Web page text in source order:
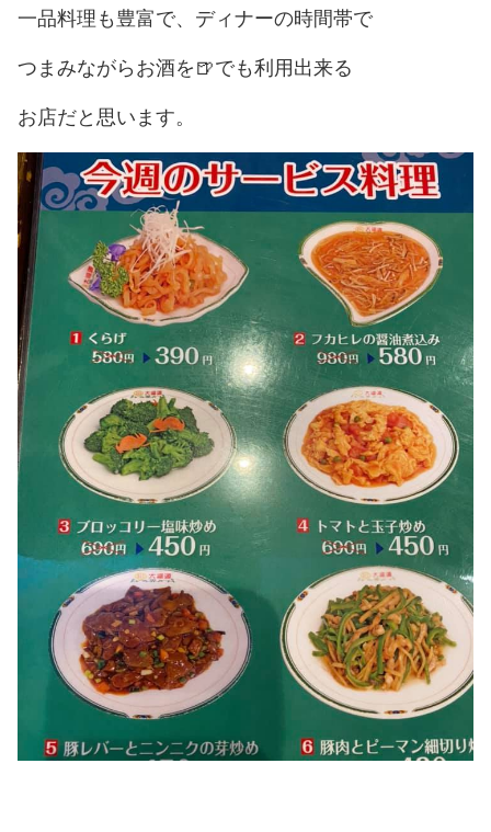
一品料理も豊富で、ディナーの時間帯で
つまみながらお酒を 🍺でも利用出来る
お店だと思います。